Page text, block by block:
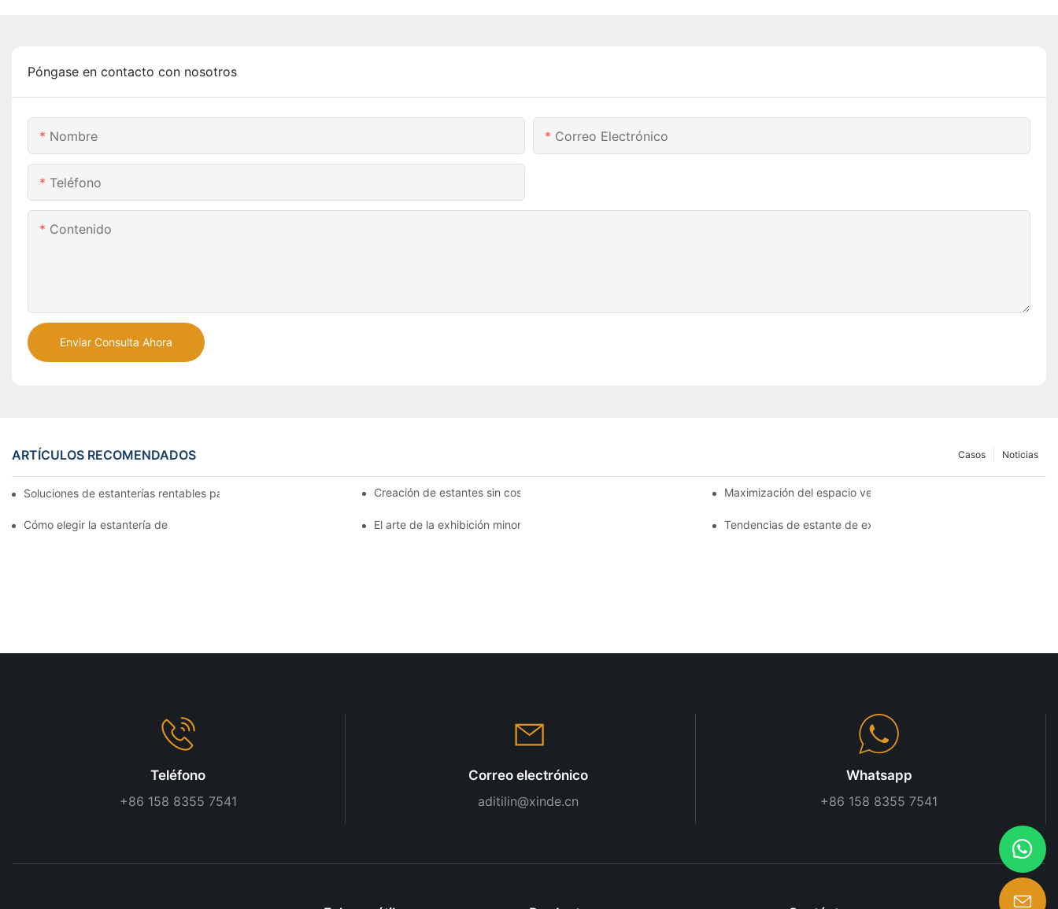
Póngase en contacto con nosotros
Nombre Correo Electrónico
Teléfono
Contenido
Enviar Consulta Ahora
ARTÍCULOS RECOMENDADOS Noticias
Casos
Soluciones de estanterías rentables para supermercados: un análisis completoCreación de estantes sin costuras: consejos de diseño de estanterías de góndolaMaximización del espacio vertical con diseños creativos de
Cómo elegir la estantería de góndola adecuada para su tienda El arte de la exhibición minorista: eligiendo los mejores bastidores para sus productosTendencias de estante de exhibición de tiendas que necesita
Teléfono
+86 158 8355 7541
Correo electrónico
aditilin@xinde.cn
Whatsapp
+86 158 8355 7541